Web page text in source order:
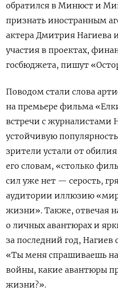
обратился в Минюст и
признать иностранным
актера Дмитрия Нагиева
участия в проектах,
госбюджета, пишут
Поводом стали слова
на премьере фильма
встречи с журналистами
устойчивую
зрители устали от
его словам, «столько
сил уже нет — серость,
аудитории иллюзию
жизни». Также, отвечая
о личных авантюрах и
за последний год, Нагиев
«Ты меня спрашиваешь
войны, какие авантюры
жизни?».